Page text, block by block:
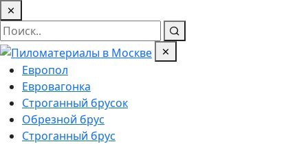
Европол
Евровагонка
Строганный брусок
Обрезной брус
Строганный брус